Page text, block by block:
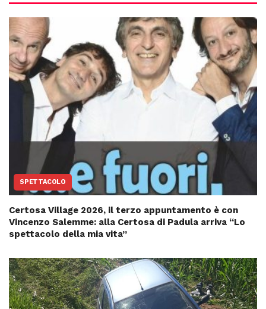
SPETTACOLO
Certosa Village 2026, il terzo appuntamento è con
Vincenzo Salemme: alla Certosa di Padula arriva “Lo
spettacolo della mia vita”